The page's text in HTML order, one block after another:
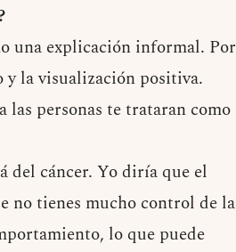
una explicación informal. Por
la visualización positiva.
las personas te trataran como
del cáncer. Yo diría que el
no tienes mucho control de la
lo que puede